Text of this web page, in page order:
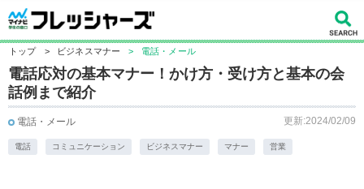
トップ > ビジネスマナー > 電話・メール
電話応対の基本マナー！かけ方・受け方と基本の会
話例まで紹介
電話・メール 更新:2024/02/09
電話 コミュニケーション ビジネスマナー マナー 営業